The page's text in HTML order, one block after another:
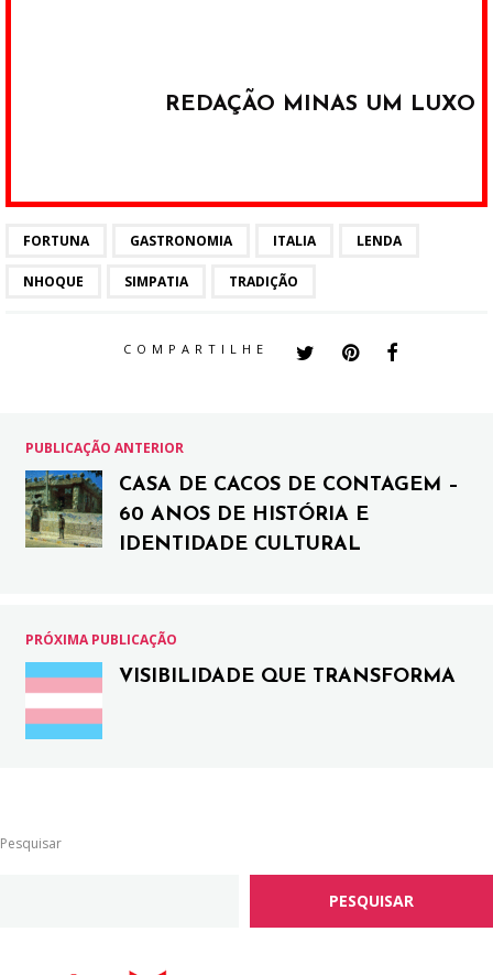
REDAÇÃO MINAS UM LUXO
FORTUNA GASTRONOMIA ITALIA LENDA
NHOQUE SIMPATIA TRADIÇÃO
COMPARTILHE
PUBLICAÇÃO ANTERIOR
CASA DE CACOS DE CONTAGEM –
60 ANOS DE HISTÓRIA E
IDENTIDADE CULTURAL
PRÓXIMA PUBLICAÇÃO
VISIBILIDADE QUE TRANSFORMA
Pesquisar
PESQUISAR